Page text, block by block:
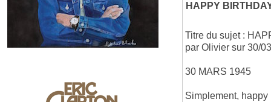
HAPPY
Titre du sujet :
par Olivier sur 30/
30 MARS 1945
Simplement, happy